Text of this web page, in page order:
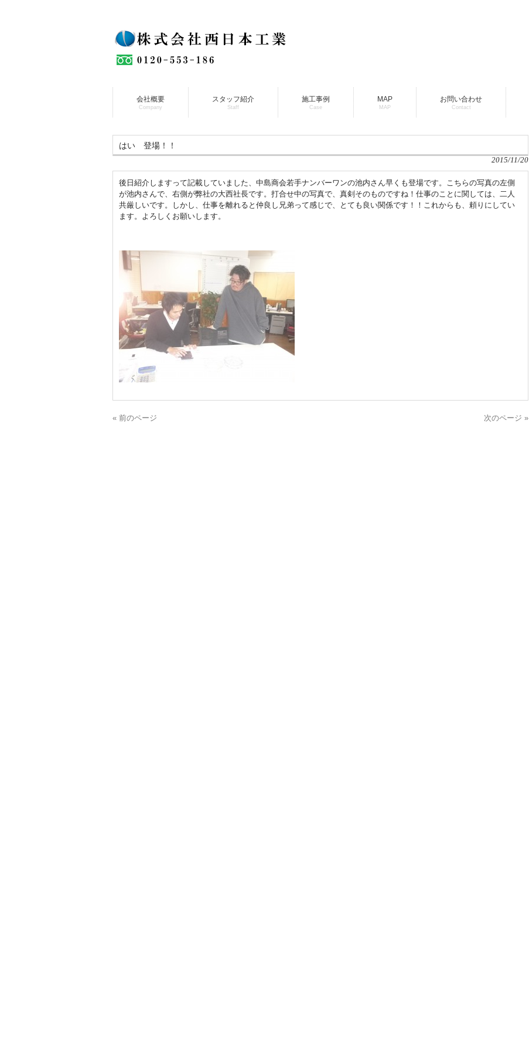
会社概要
Company
スタッフ紹介
Staff
施工事例
Case
MAP
MAP
お問い合わせ
Contact
はい 登場！！
2015/11/20
後日紹介しますって記載していました、中島商会若手ナンバーワンの池内さん早くも登場です。こちらの写真の左側
が池内さんで、右側が弊社の大西社長です。打合せ中の写真で、真剣そのものですね！仕事のことに関しては、二人
共厳しいです。しかし、仕事を離れると仲良し兄弟って感じで、とても良い関係です！！これからも、頼りにしてい
ます。よろしくお願いします。
« 前のページ 次のページ »